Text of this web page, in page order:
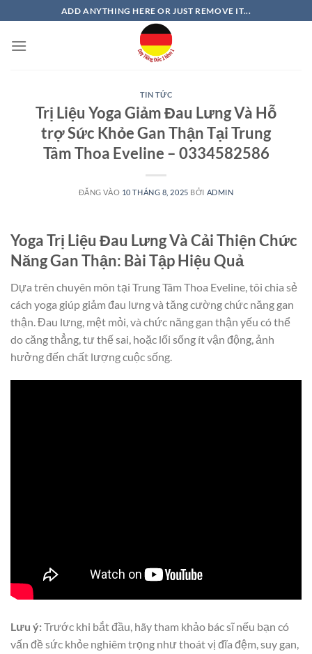
qua
nội
ADD ANYTHING HERE OR JUST REMOVE IT...
TIN TỨC
Trị Liệu Yoga Giảm Đau Lưng Và Hỗ
trợ Sức Khỏe Gan Thận Tại Trung
Tâm Thoa Eveline – 0334582586
ĐĂNG VÀO 10 THÁNG 8, 2025 BỞI ADMIN
Yoga Trị Liệu Đau Lưng Và Cải Thiện Chức
Năng Gan Thận: Bài Tập Hiệu Quả
Dựa trên chuyên môn tại Trung Tâm Thoa Eveline, tôi chia sẻ
cách yoga giúp giảm đau lưng và tăng cường chức năng gan
thận. Đau lưng, mệt mỏi, và chức năng gan thận yếu có thể
do căng thẳng, tư thế sai, hoặc lối sống ít vận động, ảnh
hưởng đến chất lượng cuộc sống.
Lưu ý:Trước khi bắt đầu, hãy tham khảo bác sĩ nếu bạn có
vấn đề sức khỏe nghiêm trọng như thoát vị đĩa đệm, suy gan,